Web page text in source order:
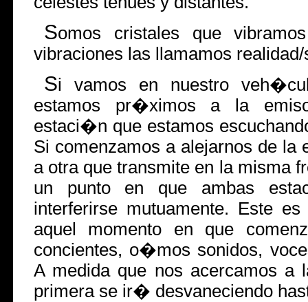
Somos cristales que
vibraciones las llamamos
Si vamos en nuestro
estamos pr�ximos a la
estaci�n que estamos
Si comenzamos a alejarnos de la
a otra que transmite en la misma
un punto en que ambas
interferirse mutuamente. Este
aquel momento en que
concientes, o�mos sonidos,
A medida que nos acercamos a
primera se ir� desvaneciendo